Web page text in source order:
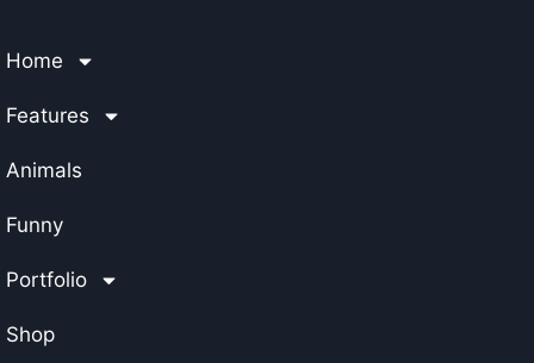
Home
Features
Animals
Funny
Portfolio
Shop